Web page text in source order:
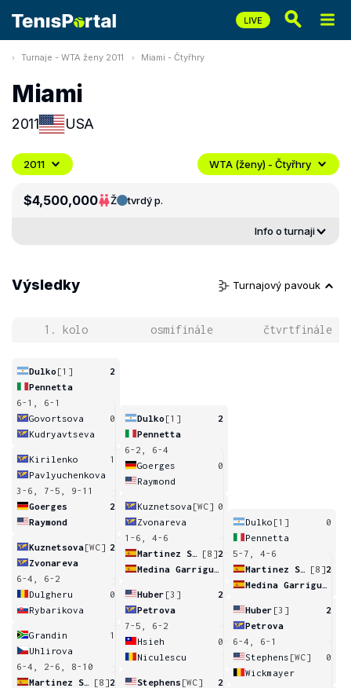
Turnaje - WTA ženy 2011 Miami - Čtyřhry
Miami
2011 USA
2011 WTA (ženy) - Čtyřhry
$4,500,000 Ž tvrdý p.
Info o turnaji
Výsledky Turnajový pavouk
1. kolo osmifinále čtvrtfinále
Dulko [1]
2
Pennetta
6-1, 6-1
Govortsova
0
Kudryavtseva
Kirilenko
1
Pavlyuchenkova
3-6, 7-5, 9-11
Goerges
2
Raymond
Kuznetsova[WC] 2
Zvonareva
6-4, 6-2
Dulgheru
0
Rybarikova
Grandin
1
Uhlirova
6-4, 2-6, 8-10
[8]2
Dulko [1]
2
Pennetta
6-2, 6-4
Goerges
0
Raymond
Kuznetsova [WC] 0
Zvonareva
1-6, 4-6
[8]2
Huber [3]
2
Petrova
7-5, 6-2
Hsieh
0
Niculescu
Stephens [WC]
2
Dulko [1]
0
Pennetta
5-7, 4-6
[8]2
Huber [3]
2
Petrova
6-4, 6-1
Stephens [WC]
0
Wickmayer